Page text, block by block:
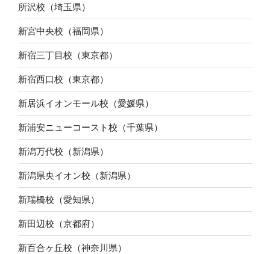
所沢校（埼玉県）
新宮中央校（福岡県）
新宿三丁目校（東京都）
新宿西口校（東京都）
新居浜イオンモール校（愛媛県）
新浦安ニューコースト校（千葉県）
新潟万代校（新潟県）
新潟県央イオン校（新潟県）
新瑞橋校（愛知県）
新田辺校（京都府）
新百合ヶ丘校（神奈川県）